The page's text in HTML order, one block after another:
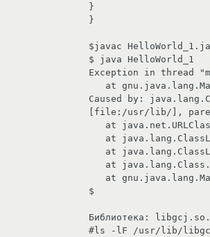
}
}
$javac
$ java HelloWorld_1
Exception in thread
Caused by:
[file:/usr/lib/],
$
Библиотека:
#ls -lF /usr/lib/